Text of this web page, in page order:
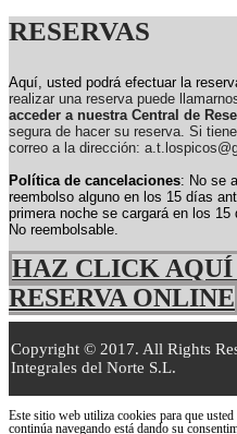
RESERVAS
Aquí, usted podrá efectuar la
realizar una reserva puede
acceder a nuestra Central de
segura de hacer su reserva. Si
correo a la dirección:
Política de cancelaciones: No se
reembolso alguno en los 15 días
primera noche se cargará en los
No reembolsable.
HAZ CLICK AQUÍ
RESERVA ONLINE
Copyright © 2017. All Rights
Integrales del Norte S.L.
Este sitio web utiliza cookies para que
continúa navegando está dando su